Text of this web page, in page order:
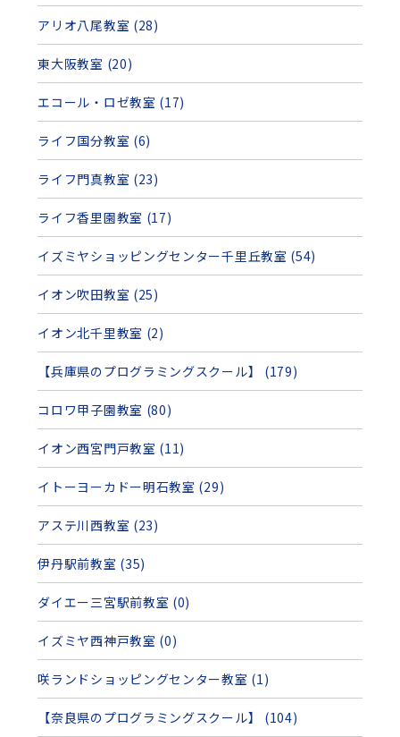
アリオ八尾教室 (28)
東大阪教室 (20)
エコール・ロゼ教室 (17)
ライフ国分教室 (6)
ライフ門真教室 (23)
ライフ香里園教室 (17)
イズミヤショッピングセンター千里丘教室 (54)
イオン吹田教室 (25)
イオン北千里教室 (2)
【兵庫県のプログラミングスクール】 (179)
コロワ甲子園教室 (80)
イオン西宮門戸教室 (11)
イトーヨーカドー明石教室 (29)
アステ川西教室 (23)
伊丹駅前教室 (35)
ダイエー三宮駅前教室 (0)
イズミヤ西神戸教室 (0)
咲ランドショッピングセンター教室 (1)
【奈良県のプログラミングスクール】 (104)